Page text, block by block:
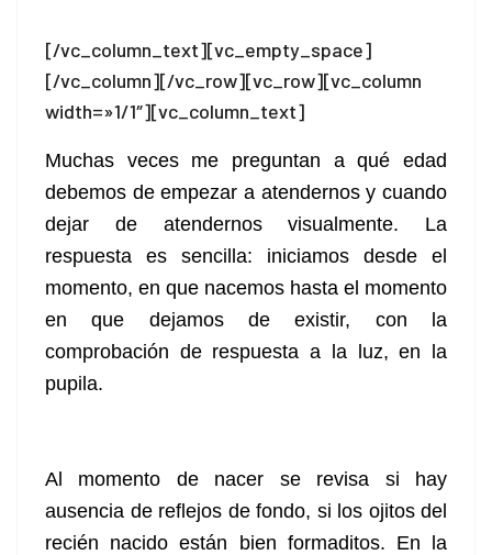
[/vc_column_text][vc_empty_space]
[/vc_column][/vc_row][vc_row][vc_column
width=»1/1″][vc_column_text]
Muchas veces me preguntan a qué edad
debemos de empezar a atendernos y cuando
dejar de atendernos visualmente. La
respuesta es sencilla: iniciamos desde el
momento, en que nacemos hasta el momento
en que dejamos de existir, con la
comprobación de respuesta a la luz, en la
pupila.
Al momento de nacer se revisa si hay
ausencia de reflejos de fondo, si los ojitos del
recién nacido están bien formaditos. En la